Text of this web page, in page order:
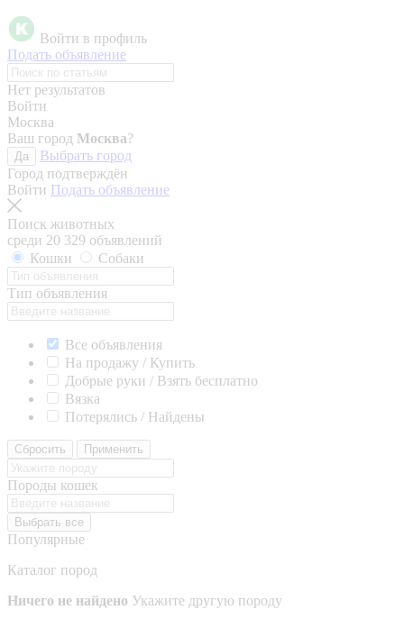
Войти в профиль
Подать объявление
Нет результатов
Войти
Москва
Ваш город Москва?
Да
Выбрать город
Город подтверждён
Войти Подать объявление
Поиск животных
среди 20 329 объявлений
Кошки
Собаки
Тип объявления
Все объявления
На продажу / Купить
Добрые руки / Взять бесплатно
Вязка
Потерялись / Найдены
Сбросить Применить
Породы кошек
Выбрать все
Популярные
Каталог пород
Ничего не найдено Укажите другую породу